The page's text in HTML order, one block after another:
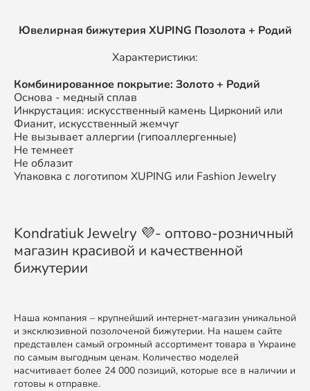
Ювелирная бижутерия XUPING Позолота + Родий
Характеристики:
Комбинированное покрытие: Золото + Родий
Основа - медный сплав
Инкрустация: искусственный камень Цирконий или
Фианит, искусственный жемчуг
Не вызывает аллергии (гипоаллергенные)
Не темнеет
Не облазит
Упаковка с логотипом XUPING или Fashion Jewelry
Kondratiuk Jewelry 💜- оптово-розничный
магазин красивой и качественной
бижутерии
Наша компания – крупнейший интернет-магазин уникальной
и эксклюзивной позолоченой бижутерии. На нашем сайте
представлен самый огромный ассортимент товара в Украине
по самым выгодным ценам. Количество моделей
насчитивает более 24 000 позиций, которые все в наличии и
готовы к отправке.